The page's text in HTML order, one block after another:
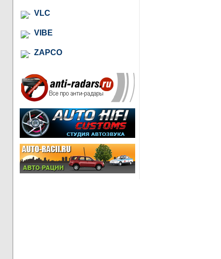
VLC
VIBE
ZAPCO